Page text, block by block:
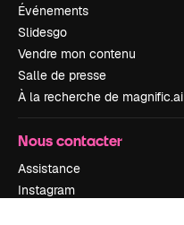
Événements
Slidesgo
Vendre mon contenu
Salle de presse
À la recherche de magnific.ai
Nous contacter
Assistance
Instagram